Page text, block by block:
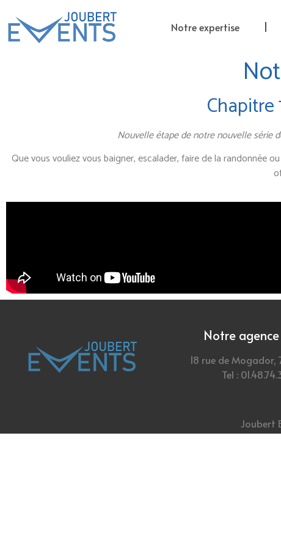
Notre expertise
Chapitre
Nouvelle étape de notre nouvelle série
Que vous vouliez vous baigner, escalader, faire de la randonnée
Notre
18 rue de Mogador,
Tel :
Joubert